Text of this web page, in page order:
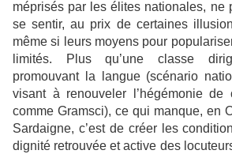
méprisés par les élites nationales, ne
se sentir, au prix de certaines
même si leurs moyens pour
limités. Plus qu’une classe
promouvant la langue (scénario
visant à renouveler l’hégémonie de
comme Gramsci), ce qui manque, en
Sardaigne, c’est de créer les
dignité retrouvée et active des